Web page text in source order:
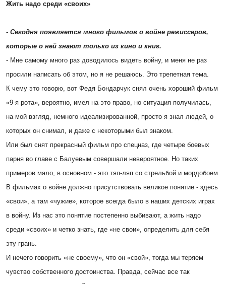
Жить надо среди «своих»
- Сегодня появляется много фильмов о войне режиссеров,
которые о ней знают только из кино и книг.
- Мне самому много раз доводилось видеть войну, и меня не раз
просили написать об этом, но я не решаюсь. Это трепетная тема.
К чему это говорю, вот Федя Бондарчук снял очень хороший фильм
«9-я рота», вероятно, имел на это право, но ситуация получилась,
на мой взгляд, немного идеализированной, просто я знал людей, о
которых он снимал, и даже с некоторыми был знаком.
Или был снят прекрасный фильм про спецназ, где четыре боевых
парня во главе с Балуевым совершали невероятное. Но таких
примеров мало, в основном - это тяп-ляп со стрельбой и мордобоем.
В фильмах о войне должно присутствовать великое понятие - здесь
«свои», а там «чужие», которое всегда было в наших детских играх
в войну. Из нас это понятие постепенно выбивают, а жить надо
среди «своих» и четко знать, где «не свои», определить для себя
эту грань.
И нечего говорить «не своему», что он «свой», тогда мы теряем
чувство собственного достоинства. Правда, сейчас все так